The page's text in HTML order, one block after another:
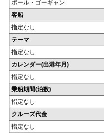
ポール・ゴーギャン
客船
指定なし
テーマ
指定なし
カレンダー(出港年月)
指定なし
乗船期間(泊数)
指定なし
クルーズ代金
指定なし